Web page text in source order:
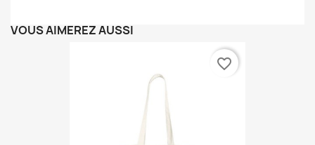
VOUS AIMEREZ AUSSI
favorite_border